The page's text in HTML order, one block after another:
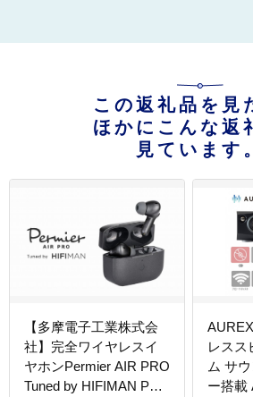
この返礼品を見
ほかにこんな返
見ています
【多摩電子工業株式会
社】完全ワイヤレスイ
ヤホンPermier AIR PRO
Tuned by HIFIMAN PR-
レスス
ム サ
ー搭載